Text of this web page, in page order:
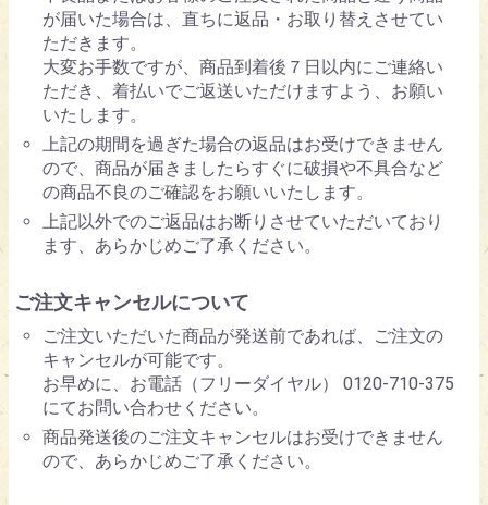
が届いた場合は、直ちに返品・お取り替えさせてい
ただきます。
大変お手数ですが、商品到着後７日以内にご連絡い
ただき、着払いでご返送いただけますよう、お願い
いたします。
上記の期間を過ぎた場合の返品はお受けできません
ので、商品が届きましたらすぐに破損や不具合など
の商品不良のご確認をお願いいたします。
上記以外でのご返品はお断りさせていただいており
ます、あらかじめご了承ください。
ご注文キャンセルについて
ご注文いただいた商品が発送前であれば、ご注文の
キャンセルが可能です。
お早めに、お電話（フリーダイヤル） 0120-710-375
にてお問い合わせください。
商品発送後のご注文キャンセルはお受けできません
ので、あらかじめご了承ください。